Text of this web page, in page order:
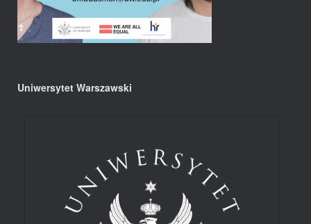
Uniwersytet Warszawski